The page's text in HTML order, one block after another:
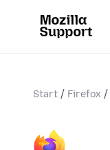
Start Firefox